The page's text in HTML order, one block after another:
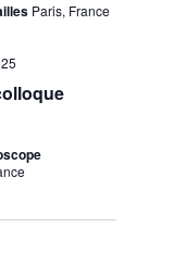
Paris, France